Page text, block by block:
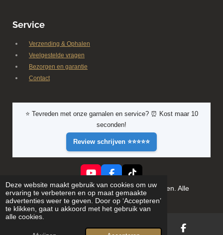
Deze website maakt gebruik van cookies om uw
ervaring te verbeteren en op maat gemaakte
advertenties weer te geven. Door op ‘Accepteren’
te klikken, gaat u akkoord met het gebruik van
alle cookies.
Service
Verzending & Ophalen
Veelgestelde vragen
Bezorgen en garantie
Contact
⭐ Tevreden met onze garnalen en service? ⏰ Kost maar 10
seconden!
Review schrijven ⭐⭐⭐⭐⭐
Y
o
u
T
u
F
a
c
e
b
T
i
k
T
o
© 2026 Shrimporium - Premium aquarium garnalen. Alle
rechten voorbehouden